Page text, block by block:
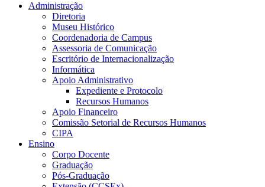
Administração
Diretoria
Museu Histórico
Coordenadoria de Campus
Assessoria de Comunicação
Escritório de Internacionalização
Informática
Apoio Administrativo
Expediente e Protocolo
Recursos Humanos
Apoio Financeiro
Comissão Setorial de Recursos Humanos
CIPA
Ensino
Corpo Docente
Graduação
Pós-Graduação